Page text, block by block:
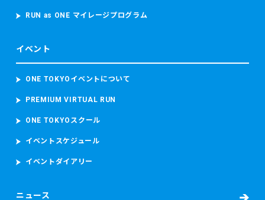
RUN as ONE マイレージプログラム
イベント
ONE TOKYOイベントについて
PREMIUM VIRTUAL RUN
ONE TOKYOスクール
イベントスケジュール
イベントダイアリー
ニュース